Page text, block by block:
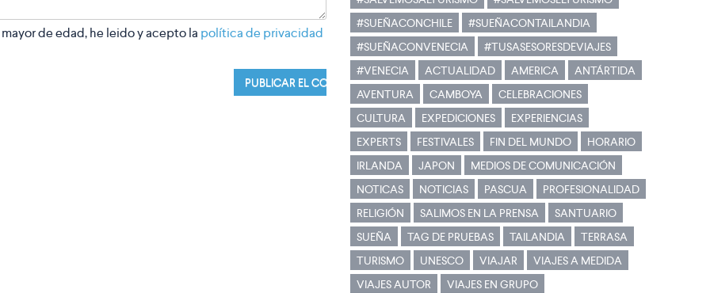
mayor de edad, he leido y acepto la política de privacidad
#SUEÑACONCHILE
#SUEÑACONTAILANDIA
#SUEÑACONVENECIA
#TUSASESORESDEVIAJES
#VENECIA
ACTUALIDAD AMERICA
ANTÁRTIDA
AVENTURA
CAMBOYA
CELEBRACIONES
CULTURA
EXPEDICIONES
EXPERIENCIAS
EXPERTS
FESTIVALES FIN DEL MUNDO
HORARIO
IRLANDA
JAPON
MEDIOS DE COMUNICACIÓN
NOTICAS
NOTICIAS PASCUA
PROFESIONALIDAD
RELIGIÓN
SALIMOS EN LA PRENSA
SANTUARIO
SUEÑA
TAG DE PRUEBAS TAILANDIA
TERRASA
TURISMO
UNESCO VIAJAR
VIAJES A MEDIDA
VIAJES AUTOR
VIAJES EN GRUPO